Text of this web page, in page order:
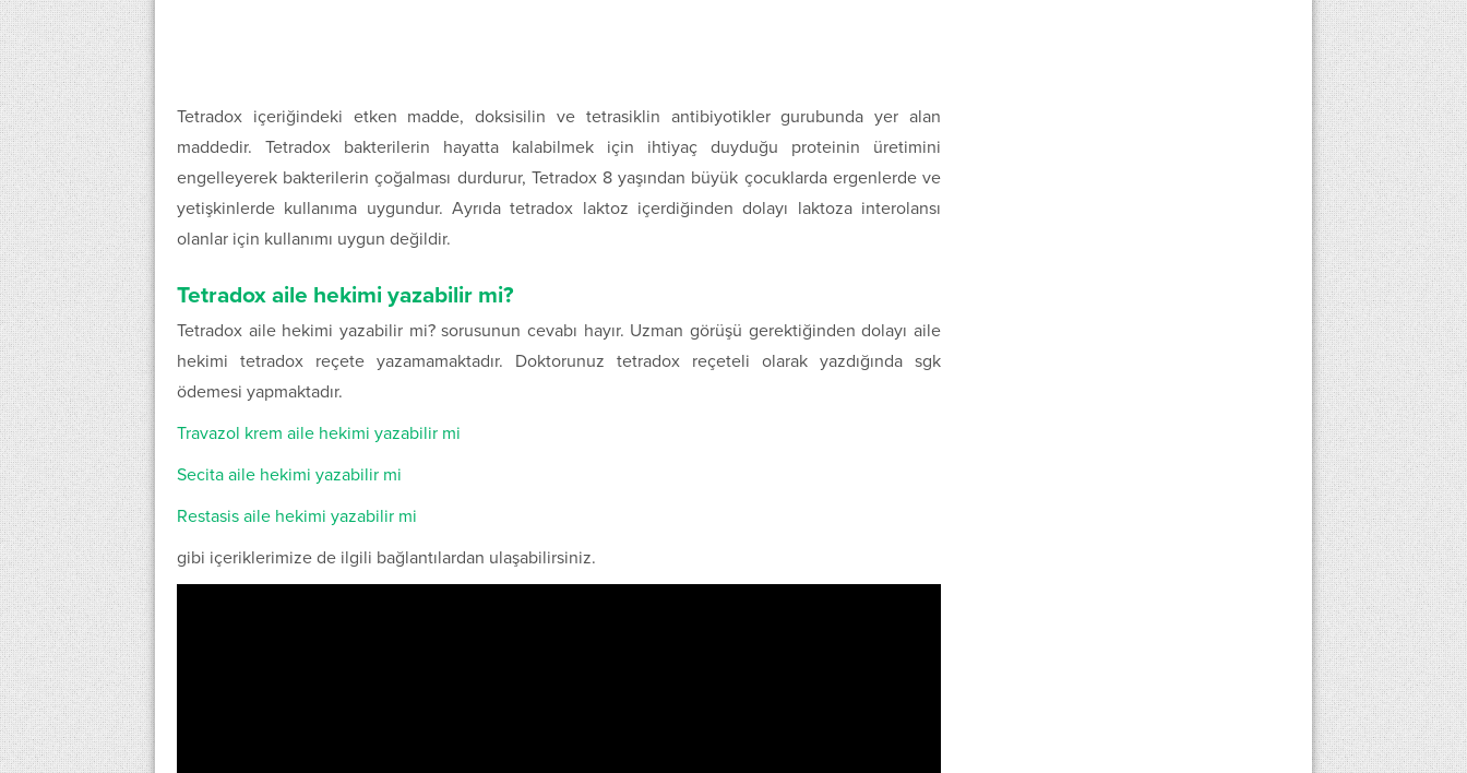
Tetradox içeriğindeki etken madde, doksisilin ve tetrasiklin antibiyotikler gurubunda yer alan
maddedir. Tetradox bakterilerin hayatta kalabilmek için ihtiyaç duyduğu proteinin üretimini
engelleyerek bakterilerin çoğalması durdurur, Tetradox 8 yaşından büyük çocuklarda ergenlerde ve
yetişkinlerde kullanıma uygundur. Ayrıda tetradox laktoz içerdiğinden dolayı laktoza interolansı
olanlar için kullanımı uygun değildir.
Tetradox aile hekimi yazabilir mi?
Tetradox aile hekimi yazabilir mi? sorusunun cevabı hayır. Uzman görüşü gerektiğinden dolayı aile
hekimi tetradox reçete yazamamaktadır. Doktorunuz tetradox reçeteli olarak yazdığında sgk
ödemesi yapmaktadır.
Travazol krem aile hekimi yazabilir mi
Secita aile hekimi yazabilir mi
Restasis aile hekimi yazabilir mi
gibi içeriklerimize de ilgili bağlantılardan ulaşabilirsiniz.